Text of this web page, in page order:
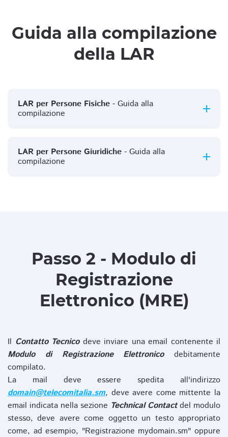
Guida alla compilazione
della LAR
LAR per Persone Fisiche - Guida alla
compilazione
LAR per Persone Giuridiche - Guida alla
compilazione
Passo 2 - Modulo di
Registrazione
Elettronico (MRE)
Il Contatto Tecnicodeve inviare una email contenente il
Modulo di Registrazione Elettronicodebitamente
compilato.
La mail deve essere spedita all'indirizzo
domain@telecomitalia.sm, deve avere come mittente la
email indicata nella sezione Technical Contactdel modulo
stesso, deve avere come oggetto un testo appropriato
come, ad esempio, "Registrazione mydomain.sm" oppure